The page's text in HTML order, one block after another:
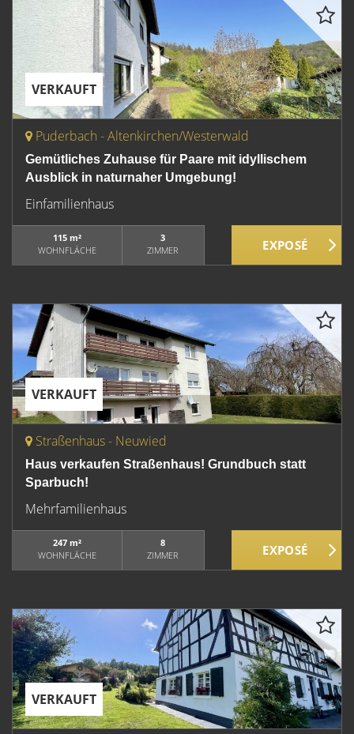
VERKAUFT
Puderbach - Altenkirchen/Westerwald
Gemütliches Zuhause für Paare mit idyllischem
Ausblick in naturnaher Umgebung!
Einfamilienhaus
115 m²
WOHNFLÄCHE
3
ZIMMER
VERKAUFT
Straßenhaus - Neuwied
Haus verkaufen Straßenhaus! Grundbuch statt
Sparbuch!
Mehrfamilienhaus
247 m²
WOHNFLÄCHE
8
ZIMMER
VERKAUFT